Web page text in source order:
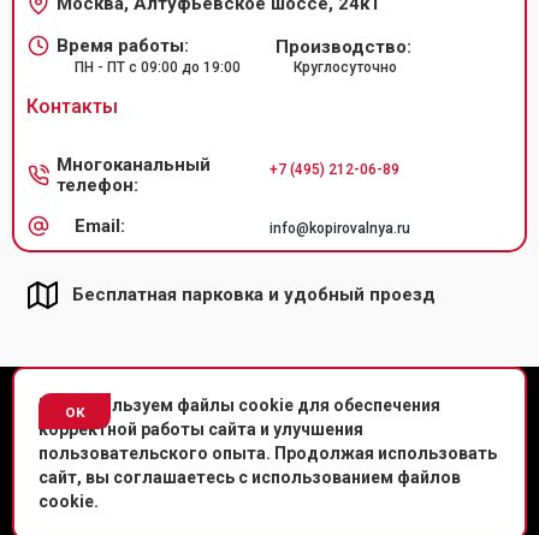
Время работы:
ПН - ПТ с 09:00 до 19:00
Производство:
Круглосуточно
Контакты
Многоканальный
телефон:
+7 (495) 212-06-89
Email: info@kopirovalnya.ru
Бесплатная парковка и удобный проезд
ок
Мы используем файлы cookie для обеспечения
корректной работы сайта и улучшения
пользовательского опыта. Продолжая использовать
сайт, вы соглашаетесь с использованием файлов
cookie.
© Копировальный центр «Копировальня» 2013-
Политика конфиденциальности
Мы в соц. сетях